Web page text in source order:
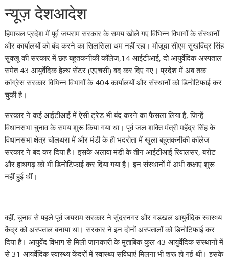
न्यूज़ देशआदेश
हिमाचल प्रदेश में पूर्व जयराम सरकार के समय खोले गए विभिन्न विभागों के संस्थानों
और कार्यालयों को बंद करने का सिलसिला थम नहीं रहा। मौजूदा सीएम सुखविंद्र सिंह
सुक्खू की सरकार में छह बहुतकनीकी कॉलेज,14 आईटीआई, दो आयुर्वेदिक अस्पताल
समेत 43 आयुर्वेदिक हेल्थ सेंटर (एएचसी) बंद कर दिए गए। प्रदेश में अब तक
कांग्रेस सरकार विभिन्न विभागों के 404 कार्यालयों और संस्थानों को डिनोटिफाई कर
चुकी है।
सरकार ने कई आईटीआई में ऐसी ट्रेड भी बंद करने का फैसला लिया है, जिन्हें
विधानसभा चुनाव के समय शुरू किया गया था। पूर्व जल शक्ति मंत्री महेंद्र सिंह के
विधानसभा क्षेत्र चोलथरा में और मंडी के ही भदरोता में खुला बहुतकनीकी कॉलेज
सरकार ने बंद कर दिया है। इसके अलावा मंडी के तीन आईटीआई रिवालसर, बरोट
और हाथगढ़ को भी डिनोटिफाई कर दिया गया है। इन संस्थानों में अभी कक्षाएं शुरू
नहीं हुई थीं।
वहीं, चुनाव से पहले पूर्व जयराम सरकार ने सुंदरनगर और गड़खल आयुर्वेदिक स्वास्थ्य
केंद्र को अस्पताल बनाया था। सरकार ने इन दोनों अस्पतालों को डिनोटिफाई कर
दिया है। आयुर्वेद विभाग से मिली जानकारी के मुताबिक कुल 43 आयुर्वेदिक संस्थानों में
से 31 आयुर्वेदिक स्वास्थ्य केंद्रों में स्वास्थ्य सुविधाएं मिलना भी शुरू हो गई थीं। इसके